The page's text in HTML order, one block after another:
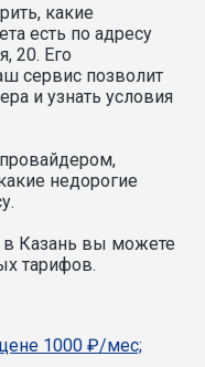
какие
есть по адресу
20. Его
сервис позволит
и узнать условия
недорогие
в Казань вы можете
тарифов.
1000 ₽/мес;